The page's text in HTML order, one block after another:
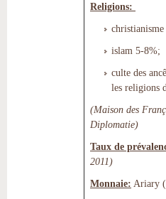
Religions:
islam 5-8%;
culte des
les religions
(Maison des
Diplomatie)
Taux de
2011)
Monnaie: Ariary